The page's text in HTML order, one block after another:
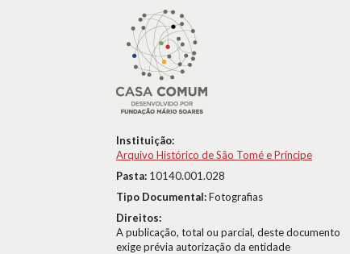
Instituição:
Arquivo Histórico de São Tomé e Príncipe
Pasta: 10140.001.028
Tipo Documental:Fotografias
Direitos:
A publicação, total ou parcial, deste documento
exige prévia autorização da entidade